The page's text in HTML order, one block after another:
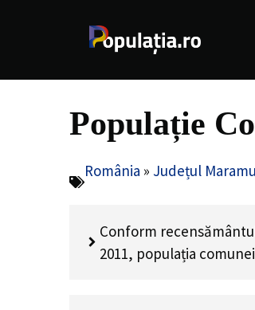
Populație
România » Județul
Conform
2011, populația